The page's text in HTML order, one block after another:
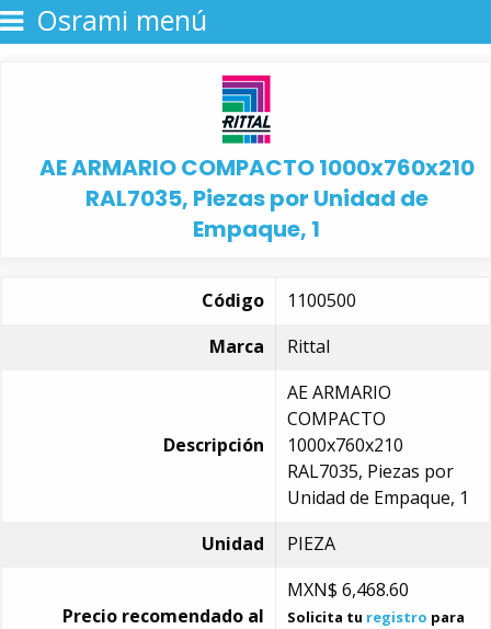
Osrami menú
AE ARMARIO COMPACTO 1000x760x210
RAL7035, Piezas por Unidad de
Empaque, 1
Código
1100500
Marca
Rittal
Descripción
AE ARMARIO
COMPACTO
1000x760x210
RAL7035, Piezas por
Unidad de Empaque, 1
Unidad
PIEZA
Precio recomendado al
MXN$ 6,468.60
Solicita tu registro para